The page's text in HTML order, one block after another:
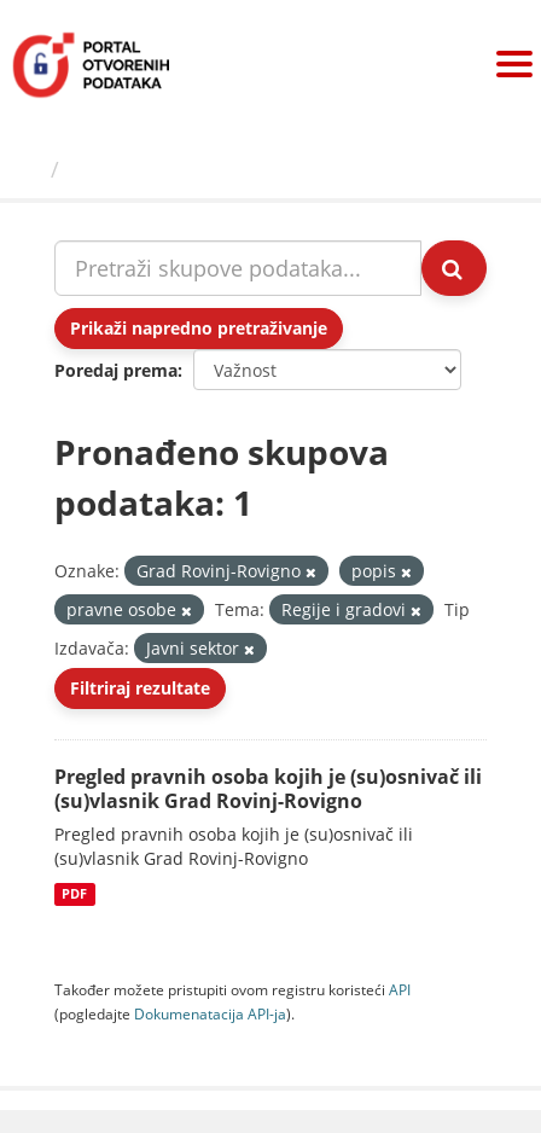
sadržaj
Prikaži napredno pretraživanje
Poredaj prema
Pronađeno skupova
podataka: 1
Oznake: Grad Rovinj-Rovigno
popis
pravne osobe
Tema: Regije i gradovi
Tip
Izdavača:
Javni sektor
Filtriraj rezultate
Pregled pravnih osoba kojih je (su)osnivač ili
(su)vlasnik Grad Rovinj-Rovigno
Pregled pravnih osoba kojih je (su)osnivač ili
(su)vlasnik Grad Rovinj-Rovigno
PDF
Također možete pristupiti ovom registru koristeći API
(pogledajte Dokumenаtаcijа API-jа).